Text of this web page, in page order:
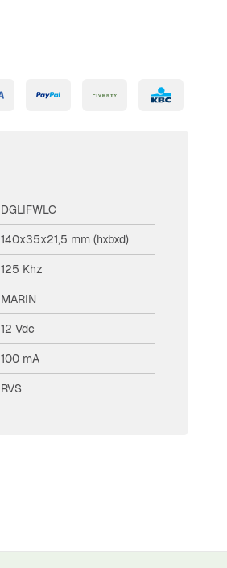
DGLIFWLC
140x35x21,5 mm (hxbxd)
125 Khz
MARIN
12 Vdc
100 mA
RVS